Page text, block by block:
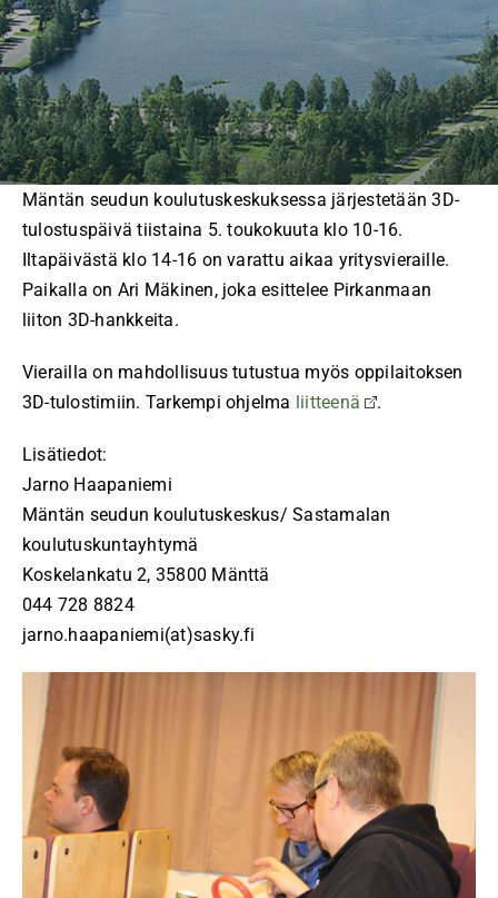
Mäntän seudun koulutuskeskuksessa järjestetään 3D-
tulostuspäivä tiistaina 5. toukokuuta klo 10-16.
Iltapäivästä klo 14-16 on varattu aikaa yritysvieraille.
Paikalla on Ari Mäkinen, joka esittelee Pirkanmaan
liiton 3D-hankkeita.
Vierailla on mahdollisuus tutustua myös oppilaitoksen
3D-tulostimiin. Tarkempi ohjelma liitteenä .
Lisätiedot:
Jarno Haapaniemi
Mäntän seudun koulutuskeskus/ Sastamalan
koulutuskuntayhtymä
Koskelankatu 2, 35800 Mänttä
044 728 8824
jarno.haapaniemi(at)sasky.fi